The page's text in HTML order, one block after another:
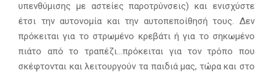
υπενθύμισης με αστείες παροτρύνσεις) και ενισχύστε
έτσι την αυτονομία και την αυτοπεποίθησή τους. Δεν
πρόκειται για το στρωμένο κρεβάτι ή για το σηκωμένο
πιάτο από το τραπέζι…πρόκειται για τον τρόπο που
σκέφτονται και λειτουργούν τα παιδιά μας, τώρα και στο